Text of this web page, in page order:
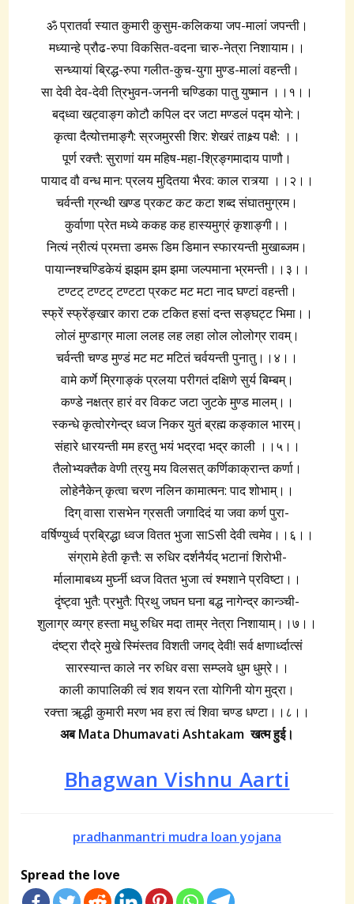
ॐ प्रातर्वा स्यात कुमारी कुसुम-कलिकया जप-मालां जपन्ती।
मध्यान्हे प्रौढ-रुपा विकसित-वदना चारु-नेत्रा निशायाम।।
सन्ध्यायां ब्रिद्ध-रुपा गलीत-कुच-युगा मुण्ड-मालां वहन्ती।
सा देवी देव-देवी त्रिभुवन-जननी चण्डिका पातु युष्मान ।।१।।
बद्ध्वा खट्वाङ्ग कोटौ कपिल दर जटा मण्डलं पद्म योने:।
कृत्वा दैत्योत्तमाङ्गै: स्रजमुरसी शिर: शेखरं ताक्ष्र्य पक्षै: ।।
पूर्ण रक्त्तै: सुराणां यम महिष-महा-श्रिङ्गमादाय पाणौ।
पायाद वौ वन्ध मान: प्रलय मुदितया भैरव: काल रात्र्या ।।२।।
चर्वन्ती ग्रन्थी खण्ड प्रकट कट कटा शब्द संघातमुग्रम।
कुर्वाणा प्रेत मध्ये ककह कह हास्यमुग्रं कृशाङ्गी।।
नित्यं न्रीत्यं प्रमत्ता डमरू डिम डिमान स्फारयन्ती मुखाब्जम।
पायान्नश्चण्डिकेयं झझम झम झमा जल्पमाना भ्रमन्ती।।३।।
टण्टट् टण्टट् टण्टटा प्रकट मट मटा नाद घण्टां वहन्ती।
स्फ्रें स्फ्रेंङ्खार कारा टक टकित हसां दन्त सङ्घट्ट भिमा।।
लोलं मुण्डाग्र माला ललह लह लहा लोल लोलोग्र रावम्।
चर्वन्ती चण्ड मुण्डं मट मट मटितं चर्वयन्ती पुनातु।।४।।
वामे कर्णे म्रिगाङ्कं प्रलया परीगतं दक्षिणे सुर्य बिम्बम्।
कण्डे नक्षत्र हारं वर विकट जटा जुटके मुण्ड मालम्।।
स्कन्धे कृत्वोरगेन्द्र ध्वज निकर युतं ब्रह्म कङ्काल भारम्।
संहारे धारयन्ती मम हरतु भयं भद्रदा भद्र काली ।।५।।
तैलोभ्यक्तैक वेणी त्रयु मय विलसत् कर्णिकाक्रान्त कर्णा।
लोहेनैकेन् कृत्वा चरण नलिन कामात्मन: पाद शोभाम्।।
दिग् वासा रासभेन ग्रसती जगादिदं या जवा कर्ण पुरा-
वर्षिण्युर्ध्व प्रब्रिद्धा ध्वज वितत भुजा साSसी देवी त्वमेव।।६।।
संग्रामे हेती कृत्तै: स रुधिर दर्शनैर्यद् भटानां शिरोभी-
र्मालामाबध्य मुर्घ्नी ध्वज वितत भुजा त्वं श्मशाने प्रविष्टा।।
दृंष्ट्वा भुतै: प्रभुतै: प्रिथु जघन घना बद्ध नागेन्द्र कान्ञ्ची-
शुलाग्र व्यग्र हस्ता मधु रुधिर मदा ताम्र नेत्रा निशायाम्।।७।।
दंष्ट्रा रौद्रे मुखे स्मिंस्तव विशती जगद् देवी! सर्व क्षणार्ध्दात्सं
सारस्यान्त काले नर रुधिर वसा सम्प्लवे धुम धुम्रे।।
काली कापालिकी त्वं शव शयन रता योगिनी योग मुद्रा।
रक्त्ता ॠद्धी कुमारी मरण भव हरा त्वं शिवा चण्ड धण्टा।।८।।
अब Mata Dhumavati Ashtakamखत्म हुई।
Bhagwan Vishnu Aarti
pradhanmantri mudra loan yojana
Spread the love